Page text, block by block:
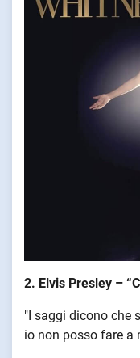
2. Elvis Presley –
"I saggi dicono che
io non posso fare a